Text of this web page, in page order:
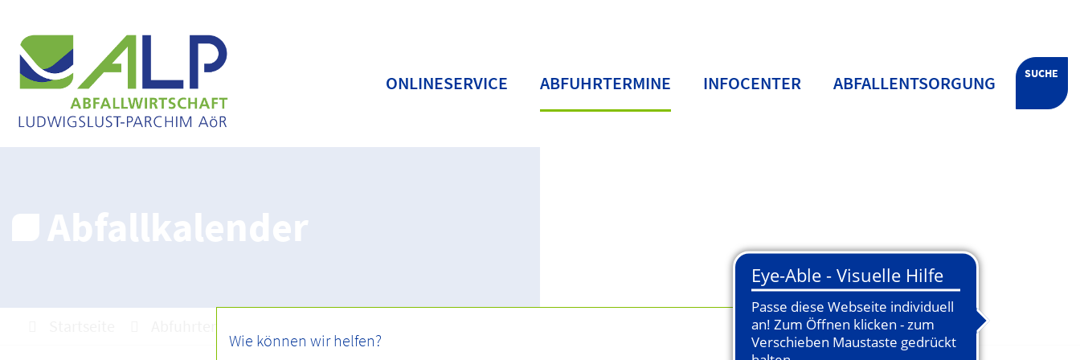
SUCHE
ONLINESERVICE ABFUHRTERMINE INFOCENTER ABFALLENTSORGUNG
Abfallkalender